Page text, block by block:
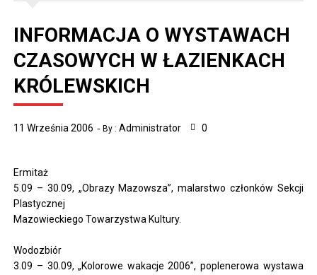
INFORMACJA O WYSTAWACH
CZASOWYCH W ŁAZIENKACH
KRÓLEWSKICH
11 Września 2006 By :Administrator 0
Ermitaż
5.09 – 30.09, „Obrazy Mazowsza”, malarstwo członków Sekcji
Plastycznej
Mazowieckiego Towarzystwa Kultury.
Wodozbiór
3.09 – 30.09, „Kolorowe wakacje 2006”, poplenerowa wystawa